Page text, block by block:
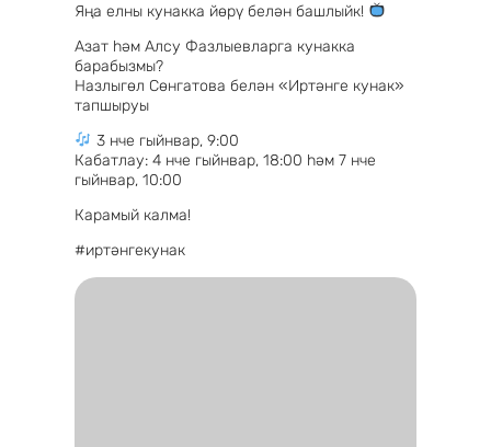
Яңа елны кунакка йөрү белән башлыйк!
Азат һәм Алсу Фазлыевларга кунакка
барабызмы?
Назлыгөл Сөнгатова белән «Иртәнге кунак»
тапшыруы
3 нче гыйнвар, 9:00
Кабатлау: 4 нче гыйнвар, 18:00 һәм 7 нче
гыйнвар, 10:00
Карамый калма!
#иртәнгекунак